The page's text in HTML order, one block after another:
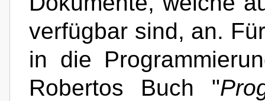
verfügbar sind, an.
in die
Robertos Buch "